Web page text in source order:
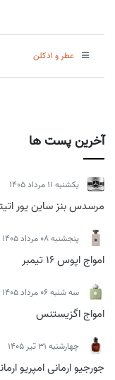
آخرین پست ها
يكشنبه 11 مرداد 1405
مرسدس بنز ساین یور
پنجشنبه 08 مرداد 1405
امواج اپوس 16 تیمبر
سه شنبه 06 مرداد 1405
امواج اگزیستنس
چهارشنبه 31 تیر 1405
جورجیو ارمانی امپریو
عطر و ادکلن